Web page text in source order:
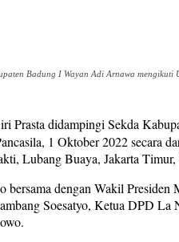
Badung I Wayan Adi Arnawa
Prasta didampingi Sekda
1 Oktober 2022 secara
Lubang Buaya, Jakarta Timur,
dengan Wakil
Soesatyo, Ketua DPD